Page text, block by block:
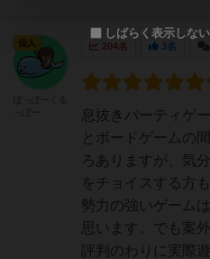
204名 3名
息抜きパーティゲ
とボードゲームの
ろありますが、気
をチョイスする方
勢力の強いゲーム
思います。でも案
評判のわりに実際
仙人
しばらく表示しない